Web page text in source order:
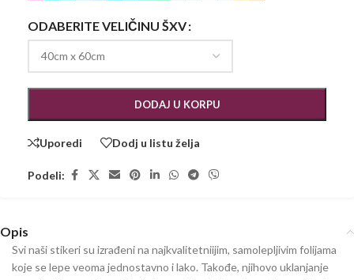
ODABERITE VELIČINU ŠXV
DODAJ U KORPU
Uporedi Dodj u listu želja
Podeli:
Opis
Svi naši stikeri su izrađeni na najkvalitetniijim, samolepljivim folijama
koje se lepe veoma jednostavno i lako. Takođe, njihovo uklanjanje